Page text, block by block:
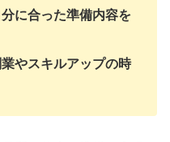
に合った準備内容を
やスキルアップの時